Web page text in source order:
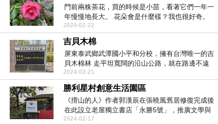
門前兩株茶花，買的時候是小苗，看著它們一年一
年慢慢地長大。 花朵會是什麼樣？我也很好奇。
一株前...
2024-02-22
吉貝木棉
屏東泰武鄉武潭國小平和分校，擁有台灣唯一的吉
貝木棉林 走平坦寬闊的沿山公路，就在路邊不遠
處 ...
2024-02-21
勝利星村創意生活園區
《揹山的人》作者郭漢辰在張曉風舊居修復完成後
在此設立老屋獨立書店「永勝5號」，推廣文學與
閱讀 ...
2024-02-17